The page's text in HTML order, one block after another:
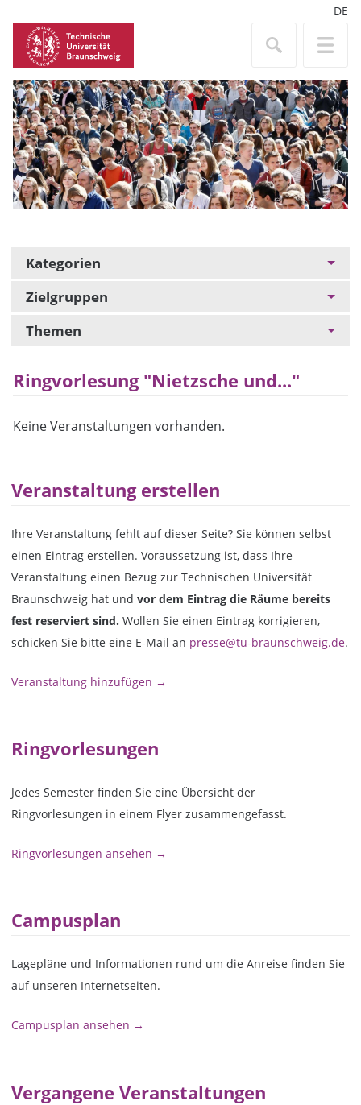
DE
Kategorien
Zielgruppen
Themen
Ringvorlesung "Nietzsche und..."
Keine Veranstaltungen vorhanden.
Veranstaltung erstellen
Ihre Veranstaltung fehlt auf dieser Seite? Sie können selbst
einen Eintrag erstellen. Voraussetzung ist, dass Ihre
Veranstaltung einen Bezug zur Technischen Universität
Braunschweig hat undvor dem Eintrag die Räume bereits
fest reserviert sind. Wollen Sie einen Eintrag korrigieren,
schicken Sie bitte eine E-Mail an presse@tu-braunschweig.de.
Veranstaltung hinzufügen →
Ringvorlesungen
Jedes Semester finden Sie eine Übersicht der
Ringvorlesungen in einem Flyer zusammengefasst.
Ringvorlesungen ansehen →
Campusplan
Lagepläne und Informationen rund um die Anreise finden Sie
auf unseren Internetseiten.
Campusplan ansehen →
Vergangene Veranstaltungen